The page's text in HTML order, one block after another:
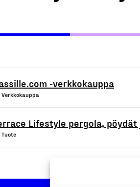
-verkkokauppa
Verkkokauppa
Lifestyle pergola,
Tuote